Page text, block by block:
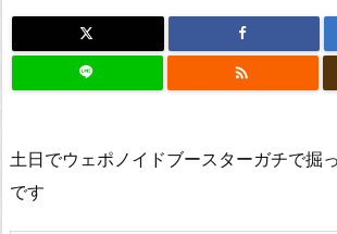

土日でウェポノイドブースターガチで掘
です